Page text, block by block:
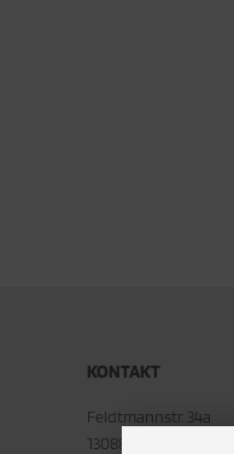
KONTAKT
Feldtmannstr. 34a
13088 Berlin